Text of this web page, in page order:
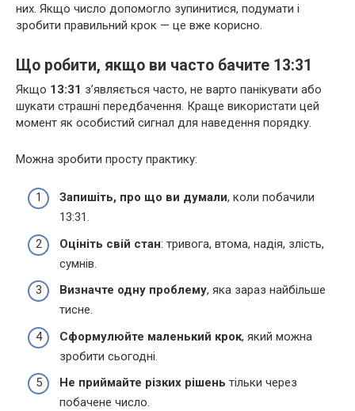
них. Якщо число допомогло зупинитися, подумати і
зробити правильний крок — це вже корисно.
Що робити, якщо ви часто бачите 13:31
Якщо 13:31 з’являється часто, не варто панікувати або
шукати страшні передбачення. Краще використати цей
момент як особистий сигнал для наведення порядку.
Можна зробити просту практику:
Запишіть, про що ви думали, коли побачили
13:31.
Оцініть свій стан: тривога, втома, надія, злість,
сумнів.
Визначте одну проблему, яка зараз найбільше
тисне.
Сформулюйте маленький крок, який можна
зробити сьогодні.
Не приймайте різких рішень тільки через
побачене число.